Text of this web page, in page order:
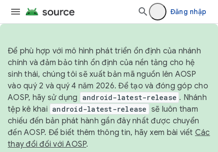
Đăng nhập
Để phù hợp với mô hình phát triển ổn định của nhánh
chính và đảm bảo tính ổn định của nền tảng cho hệ
sinh thái, chúng tôi sẽ xuất bản mã nguồn lên AOSP
vào quý 2 và quý 4 năm 2026. Để tạo và đóng góp cho
AOSP, hãy sử dụng
android-latest-release . Nhánh
tệp kê khai android-latest-release sẽ luôn tham
chiếu đến bản phát hành gần đây nhất được chuyển
đến AOSP. Để biết thêm thông tin, hãy xem bài viết Các
thay đổi đối với AOSP.